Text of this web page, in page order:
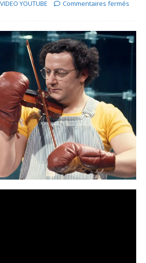
VIDEO YOUTUBE Commentaires fermés